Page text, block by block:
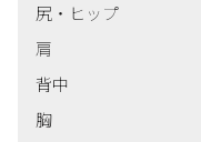
尻・ヒップ
肩
背中
胸